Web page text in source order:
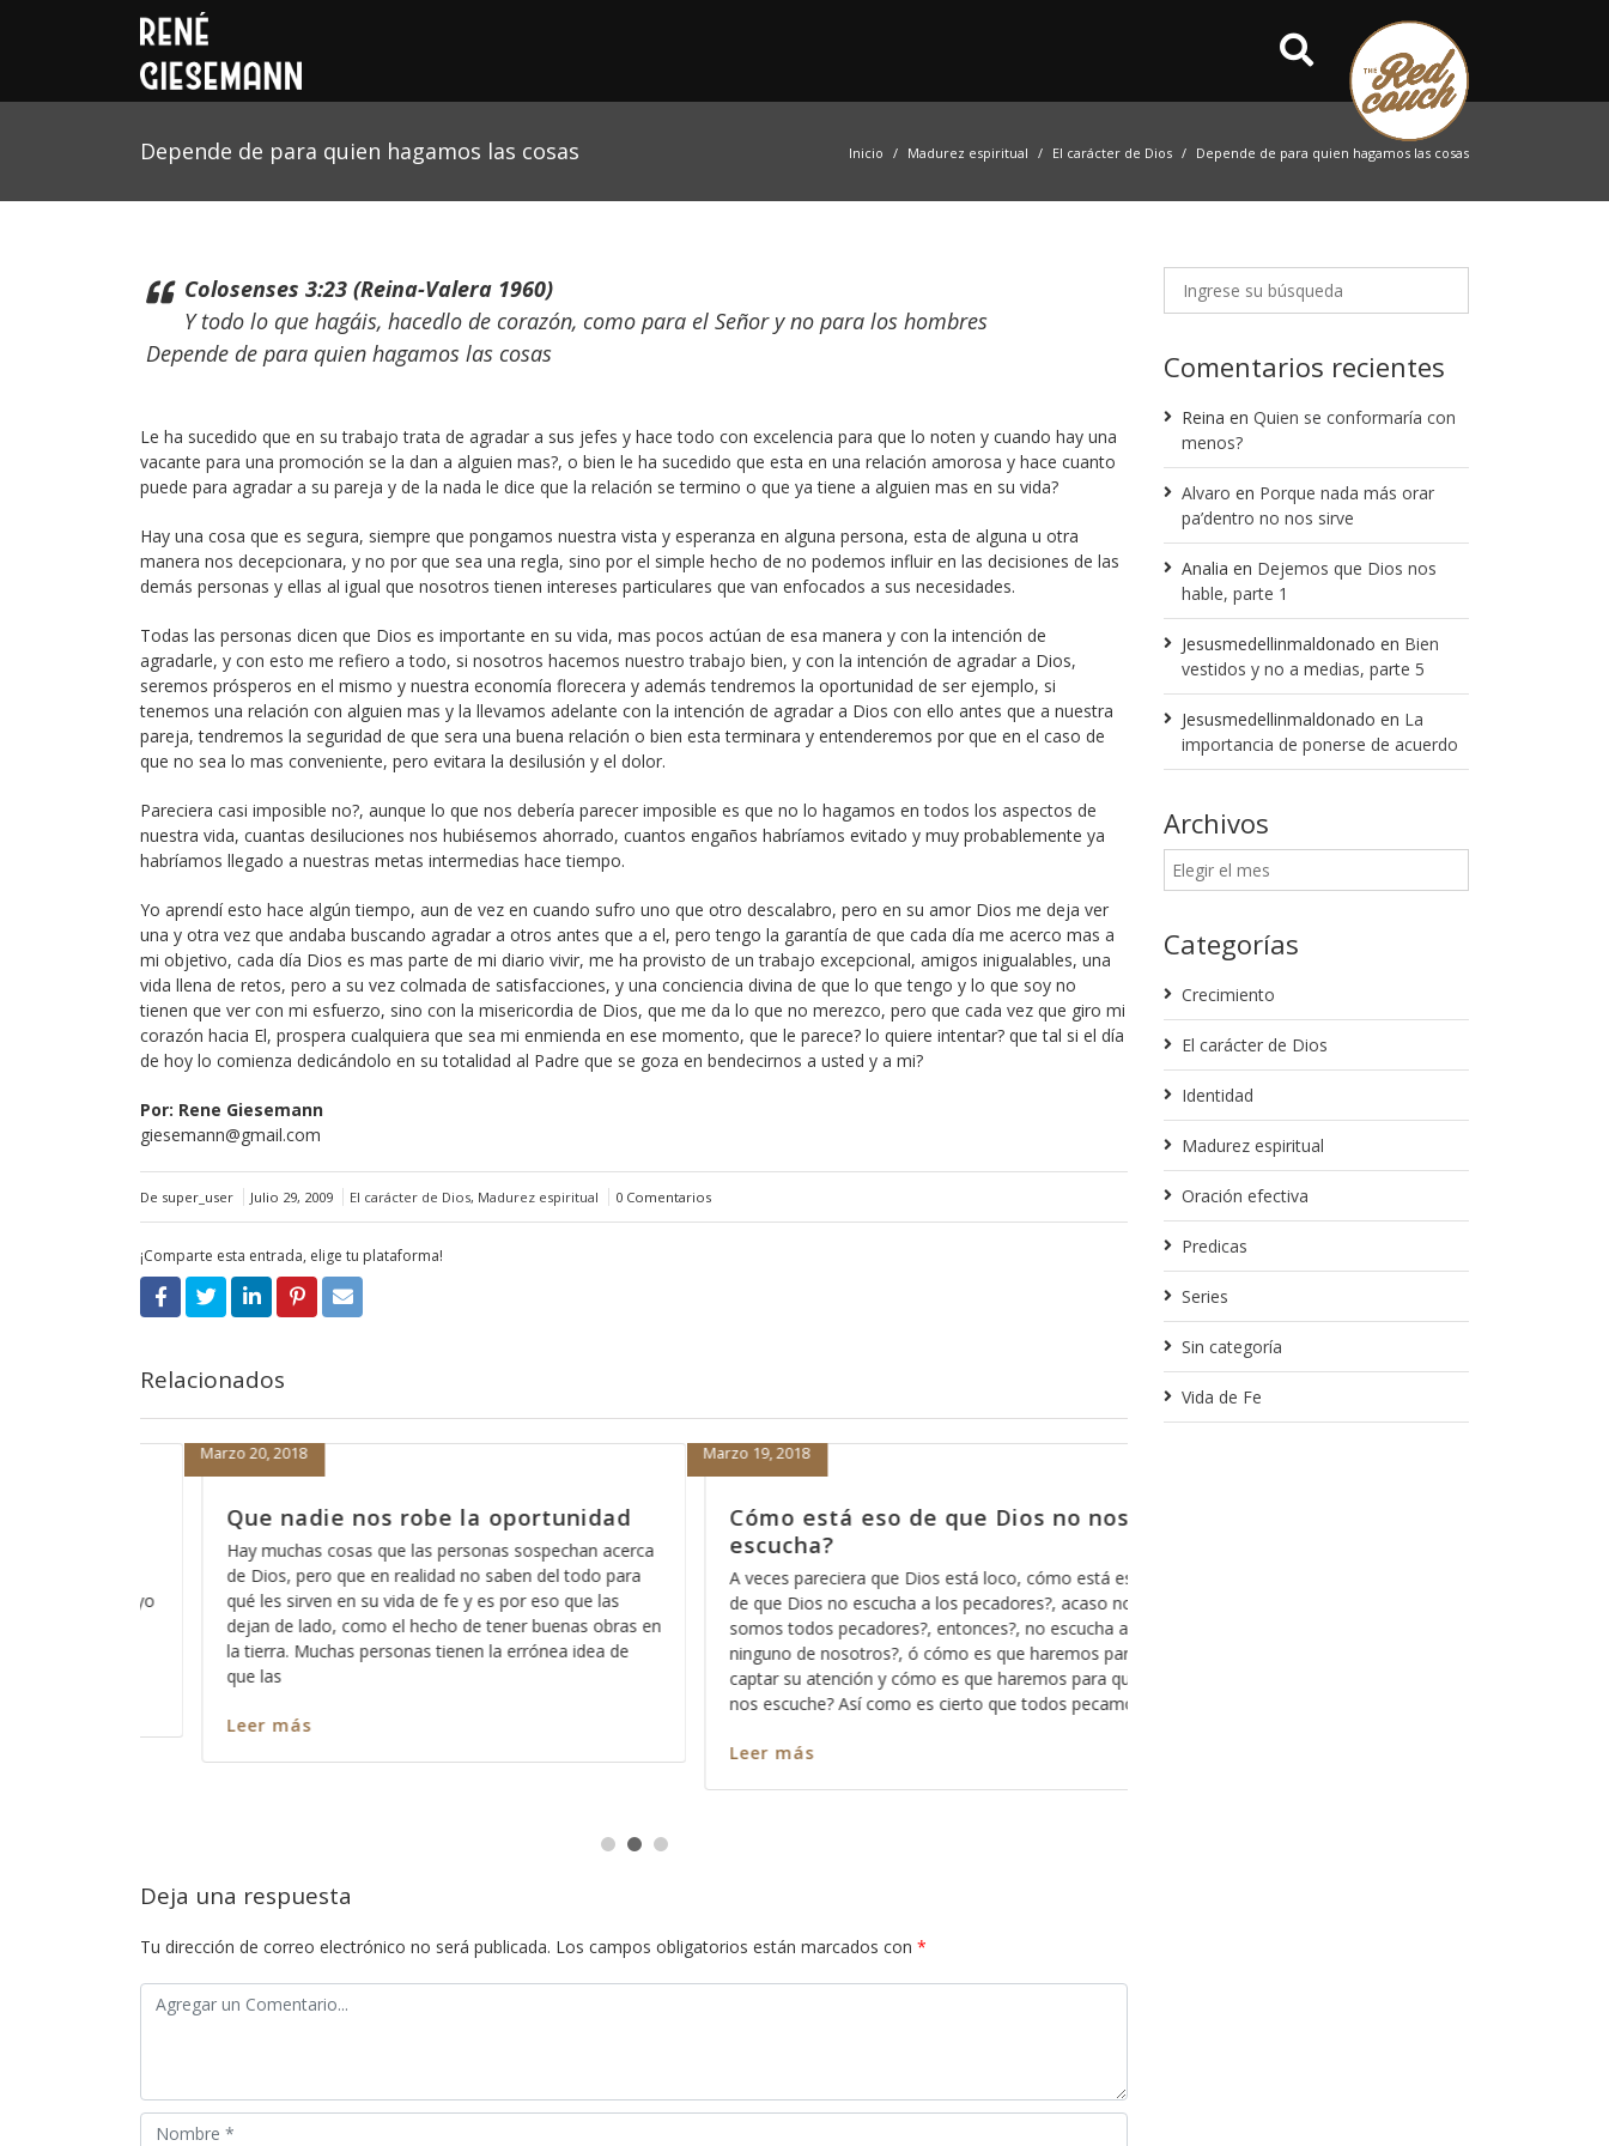
Depende de para quien hagamos las cosas Inicio Madurez espiritual El carácter de Dios Depende de para quien hagamos las cosas
Colosenses 3:23 (Reina-Valera 1960)
Y todo lo que hagáis, hacedlo de corazón, como para el Señor y no para los hombres
Depende de para quien hagamos las cosas
Le ha sucedido que en su trabajo trata de agradar a sus jefes y hace todo con excelencia para que lo noten y cuando hay una
vacante para una promoción se la dan a alguien mas?, o bien le ha sucedido que esta en una relación amorosa y hace cuanto
puede para agradar a su pareja y de la nada le dice que la relación se termino o que ya tiene a alguien mas en su vida?
Hay una cosa que es segura, siempre que pongamos nuestra vista y esperanza en alguna persona, esta de alguna u otra
manera nos decepcionara, y no por que sea una regla, sino por el simple hecho de no podemos influir en las decisiones de las
demás personas y ellas al igual que nosotros tienen intereses particulares que van enfocados a sus necesidades.
Todas las personas dicen que Dios es importante en su vida, mas pocos actúan de esa manera y con la intención de
agradarle, y con esto me refiero a todo, si nosotros hacemos nuestro trabajo bien, y con la intención de agradar a Dios,
seremos prósperos en el mismo y nuestra economía florecera y además tendremos la oportunidad de ser ejemplo, si
tenemos una relación con alguien mas y la llevamos adelante con la intención de agradar a Dios con ello antes que a nuestra
pareja, tendremos la seguridad de que sera una buena relación o bien esta terminara y entenderemos por que en el caso de
que no sea lo mas conveniente, pero evitara la desilusión y el dolor.
Pareciera casi imposible no?, aunque lo que nos debería parecer imposible es que no lo hagamos en todos los aspectos de
nuestra vida, cuantas desiluciones nos hubiésemos ahorrado, cuantos engaños habríamos evitado y muy probablemente ya
habríamos llegado a nuestras metas intermedias hace tiempo.
Yo aprendí esto hace algún tiempo, aun de vez en cuando sufro uno que otro descalabro, pero en su amor Dios me deja ver
una y otra vez que andaba buscando agradar a otros antes que a el, pero tengo la garantía de que cada día me acerco mas a
mi objetivo, cada día Dios es mas parte de mi diario vivir, me ha provisto de un trabajo excepcional, amigos inigualables, una
vida llena de retos, pero a su vez colmada de satisfacciones, y una conciencia divina de que lo que tengo y lo que soy no
tienen que ver con mi esfuerzo, sino con la misericordia de Dios, que me da lo que no merezco, pero que cada vez que giro mi
corazón hacia El, prospera cualquiera que sea mi enmienda en ese momento, que le parece? lo quiere intentar? que tal si el día
de hoy lo comienza dedicándolo en su totalidad al Padre que se goza en bendecirnos a usted y a mi?
Por: Rene Giesemann
giesemann@gmail.com
De super_user Julio 29, 2009 El carácter de Dios, Madurez espiritual 0 Comentarios
¡Comparte esta entrada, elige tu plataforma!
Relacionados
es por eso que las
Cómo está eso de que Dios no nos
escucha?
Marzo 19, 2018
A veces pareciera que Dios está loco, cómo está eso
de que Dios no escucha a los pecadores?, acaso no
somos todos pecadores?, entonces?, no escucha a
ninguno de nosotros?, ó cómo es que haremos para
captar su atención y cómo es que haremos para que
Porque nada más orar pa’dentro no
nos sirve
Febrero 15, 2018
Hace días que reflexiono acerca de la revelación de
Dios pues ese método que Dios usa para mostrarnos
los significados no ocultos sino profundos de la
palabra, entre más nos vamos familiarizando con ella,
más profundo nos permite Dios ver en cada versículo y
en cada pasaja y más claro nos queda cada mensaje y
Leer más
Deja una respuesta
Tu dirección de correo electrónico no será publicada. Los campos obligatorios están marcados con *
Comentarios recientes
Reina en Quien se conformaría con
menos?
Alvaro en Porque nada más orar
pa’dentro no nos sirve
Analia en Dejemos que Dios nos
hable, parte 1
Jesusmedellinmaldonado en Bien
vestidos y no a medias, parte 5
Jesusmedellinmaldonado en La
importancia de ponerse de acuerdo
Archivos
Categorías
Crecimiento
El carácter de Dios
Identidad
Madurez espiritual
Oración efectiva
Predicas
Series
Sin categoría
Vida de Fe